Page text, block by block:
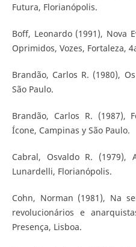
Futura, Florianópolis.
Boff, Leonardo (1991), Nova
Oprimidos, Vozes, Fortaleza,
Brandão, Carlos R. (1980),
São Paulo.
Brandão, Carlos R. (1987),
Ícone, Campinas y São Paulo.
Cabral, Osvaldo R. (1979),
Lunardelli, Florianópolis.
Cohn, Norman (1981), Na
revolucionários e
Presença, Lisboa.